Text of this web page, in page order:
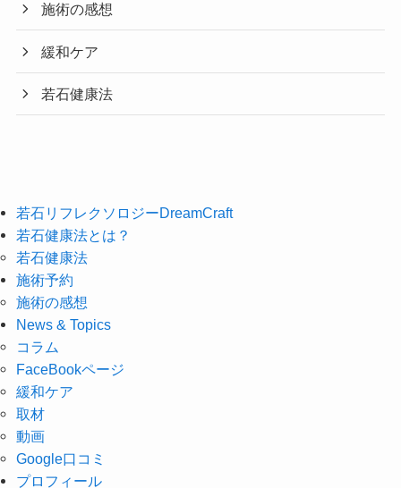
施術の感想
緩和ケア
若石健康法
若石リフレクソロジーDreamCraft
若石健康法とは？
若石健康法
施術予約
施術の感想
News & Topics
コラム
FaceBookページ
緩和ケア
取材
動画
Google口コミ
プロフィール